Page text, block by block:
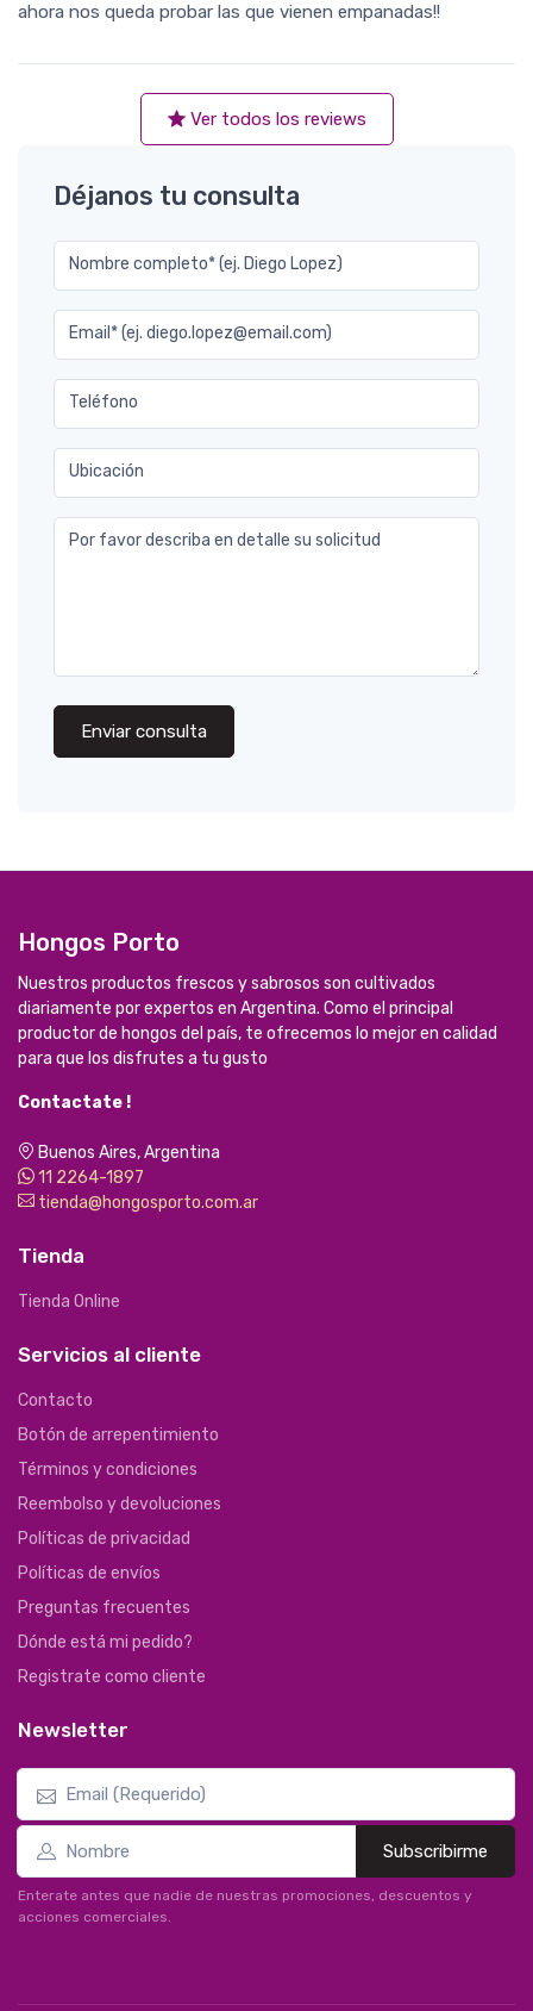
ahora nos queda probar las que vienen empanadas!!
Ver todos los reviews
Déjanos tu consulta
Nombre completo* (ej. Diego Lopez)
Email* (ej. diego.lopez@email.com)
Teléfono
Ubicación
Por favor describa en detalle su solicitud
Enviar consulta
Hongos Porto
Nuestros productos frescos y sabrosos son cultivados
diariamente por expertos en Argentina. Como el principal
productor de hongos del país, te ofrecemos lo mejor en calidad
para que los disfrutes a tu gusto
Contactate !
Buenos Aires, Argentina
11 2264-1897
tienda@hongosporto.com.ar
Tienda
Tienda Online
Servicios al cliente
Contacto
Botón de arrepentimiento
Términos y condiciones
Reembolso y devoluciones
Políticas de privacidad
Políticas de envíos
Preguntas frecuentes
Dónde está mi pedido?
Registrate como cliente
Newsletter
Subscribirme
Enterate antes que nadie de nuestras promociones, descuentos y
acciones comerciales.